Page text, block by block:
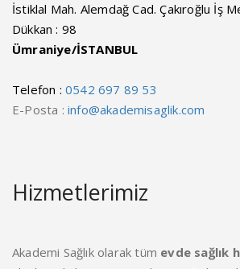
İstiklal Mah. Alemdağ Cad. Çakıroğlu İş
Dükkan : 98
Ümraniye/İSTANBUL
Telefon : 0542 697 89 53
E-Posta : info@akademisaglik.com
Hizmetlerimiz
Akademi Sağlık olarak tüm evde sağlık